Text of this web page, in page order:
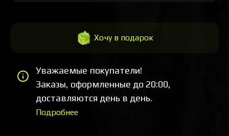
Хочу в подарок
Уважаемые покупатели!
Заказы, оформленные до 20:00,
доставляются день в день.
Подробнее